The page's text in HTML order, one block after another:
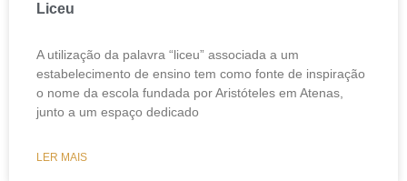
Liceu
A utilização da palavra “liceu” associada a um
estabelecimento de ensino tem como fonte de inspiração
o nome da escola fundada por Aristóteles em Atenas,
junto a um espaço dedicado
LER MAIS